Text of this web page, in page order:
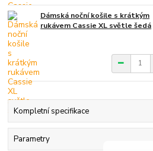
Dámská noční košile s krátkým
rukávem Cassie XL světle šedá
Kompletní specifikace
Parametry